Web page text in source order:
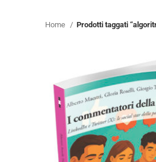
Home Prodotti taggati